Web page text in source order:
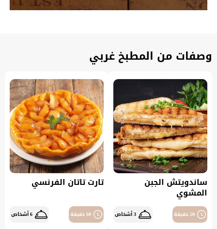
وصفات من المطبخ غربي
ساندويتش الجبن
المشوي
20 دقيقة 3 أشخاص
تارت تاتان الفرنسي
60 دقيقة 6 أشخاص